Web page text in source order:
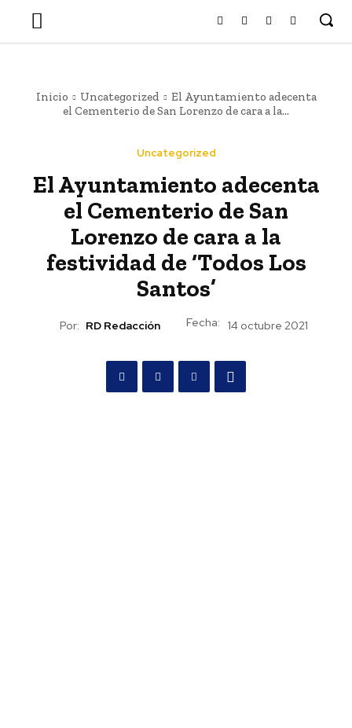
Inicio Uncategorized
El Ayuntamiento adecenta
el Cementerio de San Lorenzo de cara a la...
Uncategorized
El Ayuntamiento adecenta
el Cementerio de San
Lorenzo de cara a la
festividad de ‘Todos Los
Santos’
Por: RD Redacción Fecha: 14 octubre 2021